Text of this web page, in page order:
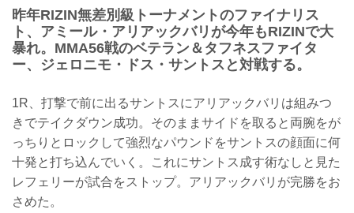
昨年RIZIN無差別級トーナメントのファイナリス
ト、アミール・アリアックバリが今年もRIZINで大
暴れ。MMA56戦のベテラン＆タフネスファイタ
ー、ジェロニモ・ドス・サントスと対戦する。
1R、打撃で前に出るサントスにアリアックバリは組みつ
きでテイクダウン成功。そのままサイドを取ると両腕をが
っちりとロックして強烈なパウンドをサントスの顔面に何
十発と打ち込んでいく。これにサントス成す術なしと見た
レフェリーが試合をストップ。アリアックバリが完勝をお
さめた。